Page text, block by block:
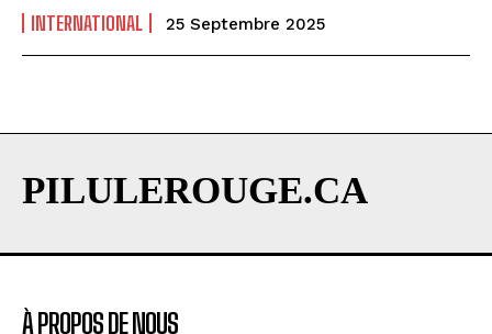
INTERNATIONAL 25 Septembre 2025
PILULEROUGE.CA
À PROPOS DE NOUS